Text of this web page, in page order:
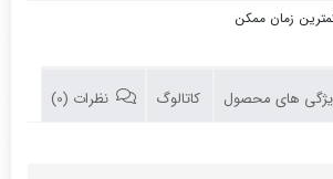
زمان ممکن
های محصول کاتالوگ نظرات (0)